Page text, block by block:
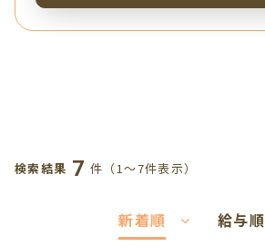
検索結果 7 件（1〜7件表示）
新着順 給与順